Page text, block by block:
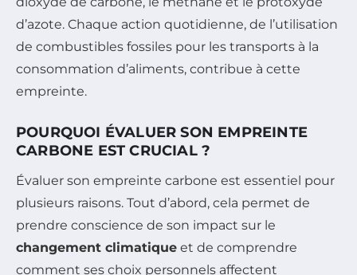
d’azote. Chaque action quotidienne, de l’utilisation
de combustibles fossiles pour les transports à la
consommation d’aliments, contribue à cette
empreinte.
POURQUOI ÉVALUER SON EMPREINTE
CARBONE EST CRUCIAL ?
Évaluer son empreinte carbone est essentiel pour
plusieurs raisons. Tout d’abord, cela permet de
prendre conscience de son impact sur le
changement climatique et de comprendre
comment ses choix personnels affectent